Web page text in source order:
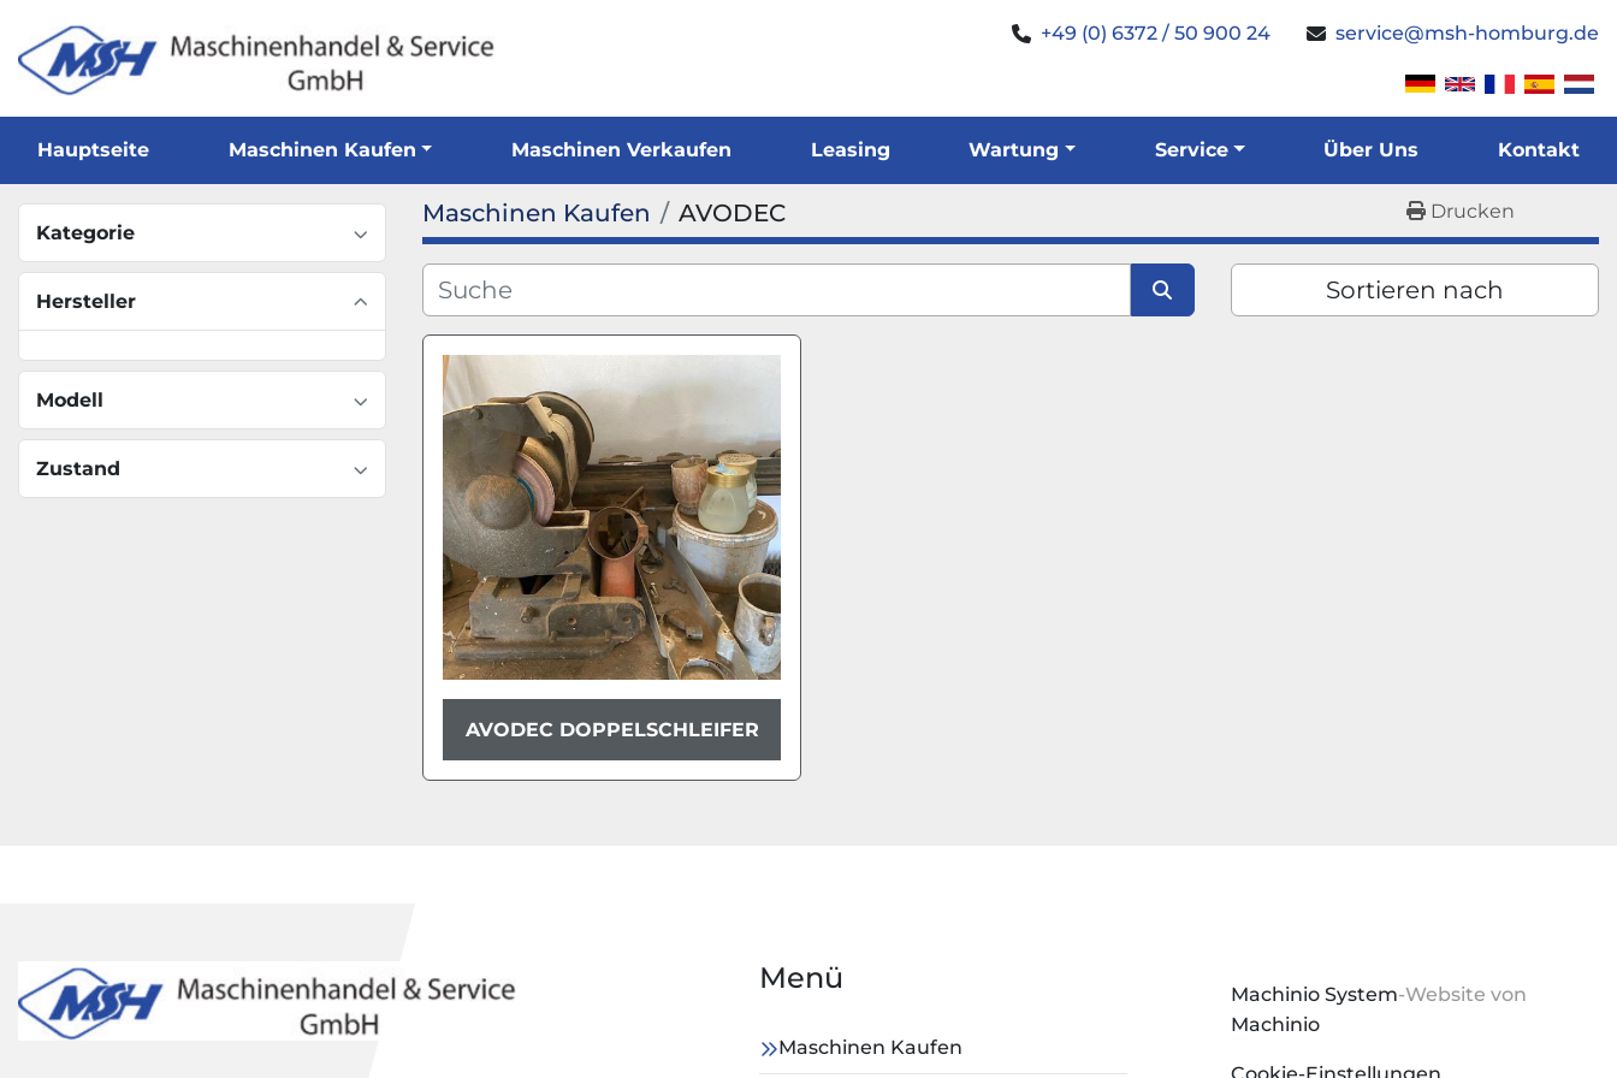
+49 (0) 6372 / 50 900 24 service@msh-homburg.de
Hauptseite Maschinen Kaufen Maschinen Verkaufen Leasing Wartung Service Über Uns Kontakt
Kategorie
Hersteller
Modell
Zustand
Maschinen Kaufen AVODEC Drucken
Sortieren nach
AVODEC DOPPELSCHLEIFER
Menü
Maschinen Kaufen
Machinio System-Website von
Machinio